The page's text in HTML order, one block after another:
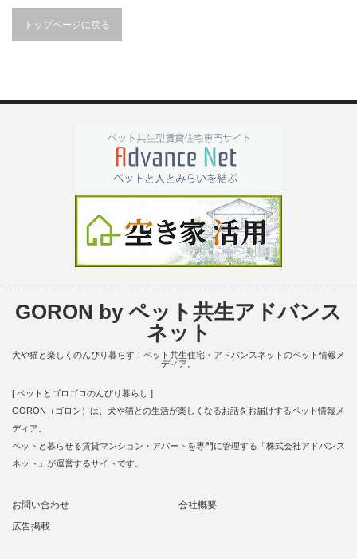
トップページに戻る
GORON by ペット共生アドバンス
ネット
犬や猫と楽しくのんびり暮らす！ペット共生住宅・アドバンスネットのペット情報メ
ディア。
[ ペットとゴロゴロのんびり暮らし ]
GORON（ゴロン）は、犬や猫との生活が楽しくなるお話をお届けするペット情報メ
ディア。
ペットと暮らせる賃貸マンション・アパートを専門に管理する「株式会社アドバンス
ネット」が運営するサイトです。
お問い合わせ
会社概要
広告掲載